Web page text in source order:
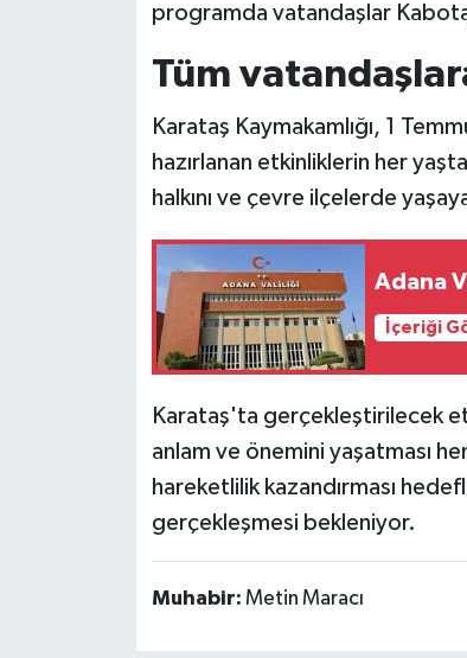
programda vatandaşlar
Tüm
Karataş Kaymakamlığı, 1
hazırlanan etkinliklerin her
halkını ve çevre ilçelerde
Adana
İçeriği
Karataş'ta gerçekleştirilecek
anlam ve önemini yaşatması
hareketlilik kazandırması
gerçekleşmesi bekleniyor.
Muhabir: Metin Maracı